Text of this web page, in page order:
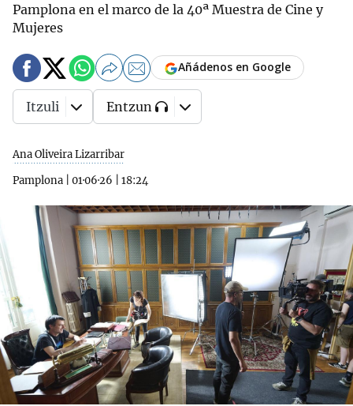
Pamplona en el marco de la 40ª Muestra de Cine y
Mujeres
Ana Oliveira Lizarribar
Pamplona
01·06·26 18:24
Añádenos en Google
Itzuli Entzun